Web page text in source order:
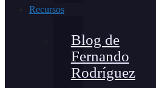
Recursos
Blog de
Fernando
Rodríguez